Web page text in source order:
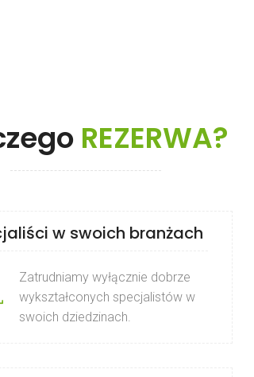
REZERWA?
w swoich branżach
Zatrudniamy wyłącznie dobrze
wykształconych specjalistów w
swoich dziedzinach.